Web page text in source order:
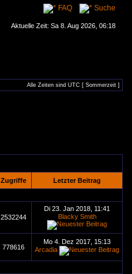
FAQ Suche
Aktuelle Zeit: Sa 8. Aug 2026, 06:18
Alle Zeiten sind UTC [ Sommerzeit ]
Zugriffe
Letzter Beitrag
2532244
Di 23. Jan 2018, 11:41
Blacky Smith
778616
Mo 4. Dez 2017, 15:13
Arcadia